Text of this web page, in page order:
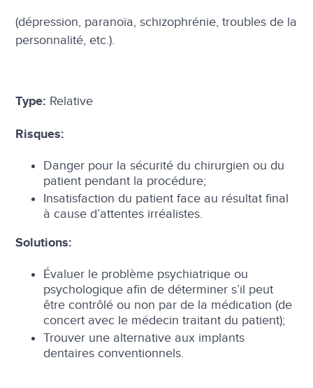
(dépression, paranoïa, schizophrénie, troubles de la
personnalité, etc.).
Type: Relative
Risques:
Danger pour la sécurité du chirurgien ou du
patient pendant la procédure;
Insatisfaction du patient face au résultat final
à cause d’attentes irréalistes.
Solutions:
Évaluer le problème psychiatrique ou
psychologique afin de déterminer s’il peut
être contrôlé ou non par de la médication (de
concert avec le médecin traitant du patient);
Trouver une alternative aux implants
dentaires conventionnels.